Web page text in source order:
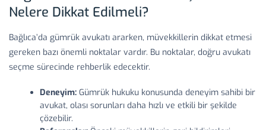
Nelere Dikkat Edilmeli?
Bağlıca’da gümrük avukatı ararken, müvekkillerin dikkat etmesi
gereken bazı önemli noktalar vardır. Bu noktalar, doğru avukatı
seçme sürecinde rehberlik edecektir.
Deneyim: Gümrük hukuku konusunda deneyim sahibi bir
avukat, olası sorunları daha hızlı ve etkili bir şekilde
çözebilir.